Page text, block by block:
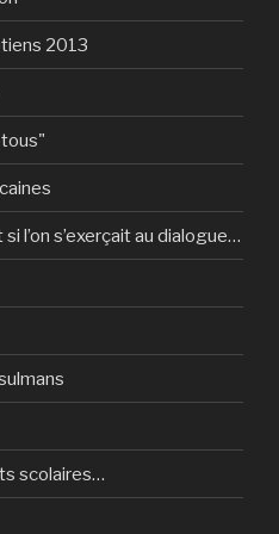
2013
l’on s’exerçait au dialogue…
scolaires…